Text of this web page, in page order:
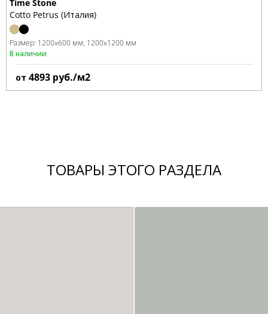
Time Stone
Cotto Petrus (Италия)
Размер: 1200x600 мм 1200x1200 мм
В наличии
от 4893 руб./м2
ТОВАРЫ ЭТОГО РАЗДЕЛА